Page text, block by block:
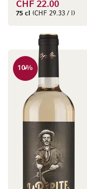
CHF 22.00
75 cl (CHF 29.33 / l)
10%